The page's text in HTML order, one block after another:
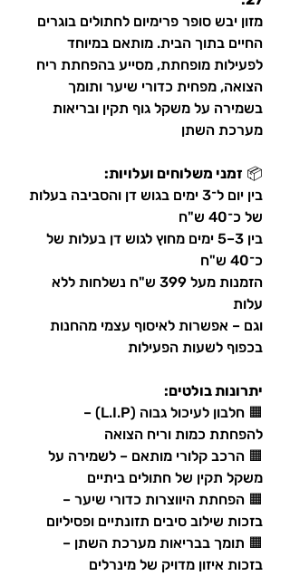
מזון יבש סופר פרימיום לחתולים בוגרים
החיים בתוך הבית. מותאם במיוחד
לפעילות מופחתת, מסייע בהפחתת ריח
הצואה, מפחית כדורי שיער ותומך
בשמירה על משקל גוף תקין ובריאות
מערכת השתן
📦 זמני משלוחים ועלויות:
בין יום ל־3 ימים בגוש דן והסביבה בעלות
של כ־40 ש"ח
בין 3–5 ימים מחוץ לגוש דן בעלות של
כ־40 ש"ח
הזמנות מעל 399 ש"ח נשלחות ללא
עלות
וגם – אפשרות לאיסוף עצמי מהחנות
בכפוף לשעות הפעילות
יתרונות בולטים:
🟧 חלבון לעיכול גבוה (L.I.P) –
להפחתת כמות וריח הצואה
🟧 הרכב קלורי מותאם – לשמירה על
משקל תקין של חתולים ביתיים
🟧 הפחתת היווצרות כדורי שיער –
בזכות שילוב סיבים תזונתיים ופסיליום
🟧 תומך בבריאות מערכת השתן –
בזכות איזון מדויק של מינרלים